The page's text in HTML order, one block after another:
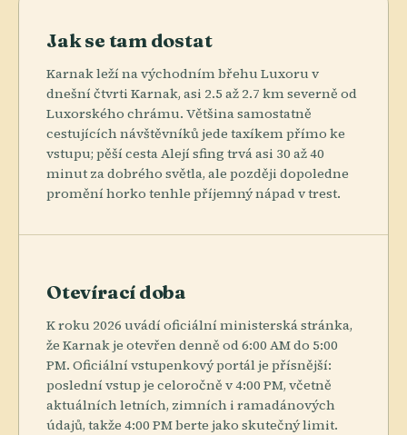
Jak se tam dostat
Karnak leží na východním břehu Luxoru v
dnešní čtvrti Karnak, asi 2.5 až 2.7 km severně od
Luxorského chrámu. Většina samostatně
cestujících návštěvníků jede taxíkem přímo ke
vstupu; pěší cesta Alejí sfing trvá asi 30 až 40
minut za dobrého světla, ale později dopoledne
promění horko tenhle příjemný nápad v trest.
Otevírací doba
K roku 2026 uvádí oficiální ministerská stránka,
že Karnak je otevřen denně od 6:00 AM do 5:00
PM. Oficiální vstupenkový portál je přísnější:
poslední vstup je celoročně v 4:00 PM, včetně
aktuálních letních, zimních i ramadánových
údajů, takže 4:00 PM berte jako skutečný limit.